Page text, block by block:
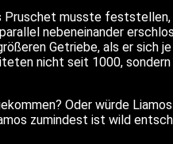
musste feststellen,
nebeneinander
Getriebe, als er sich
nicht seit 1000,
Oder würde
zumindest ist wild